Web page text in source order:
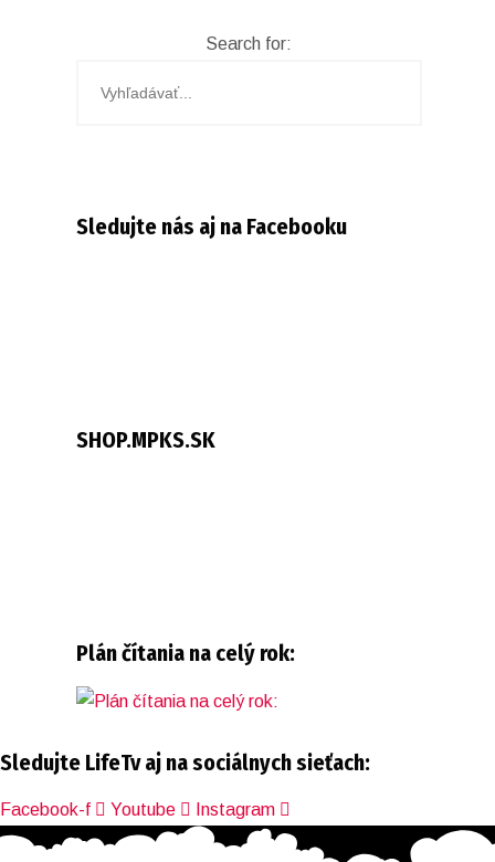
Search for:
Sledujte nás aj na Facebooku
SHOP.MPKS.SK
Plán čítania na celý rok:
Sledujte LifeTv aj na sociálnych sieťach:
Facebook-f Youtube Instagram